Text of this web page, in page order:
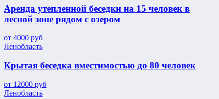
Аренда утепленной беседки на 15 человек в
лесной зоне рядом с озером
от 4000 руб
Ленобласть
Крытая беседка вместимостью до 80 человек
от 12000 руб
Ленобласть